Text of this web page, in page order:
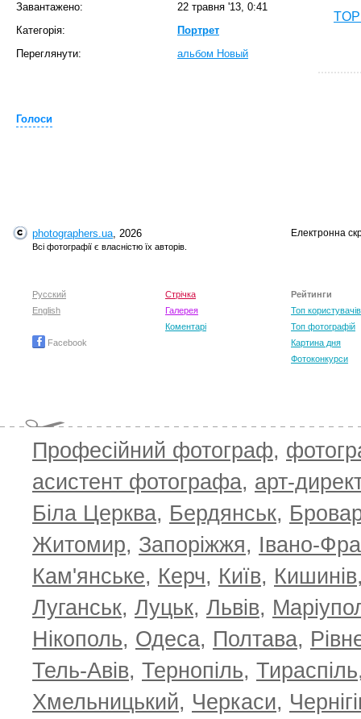
Завантажено:
22 травня '13, 0:41
Категорія:
Портрет
Переглянути:
альбом Новый
Голоси
photographers.ua, 2026
Всі фотографії є власністю їх авторів.
Електронна
Русский
English
Facebook
Стрічка
Галерея
Коментарі
Рейтинги
Топ користувачів
Топ фотографій
Картина дня
Фотоконкурси
Професійний фотограф,
асистент фотографа, арт-
Біла Церква, Бердянськ,
Житомир, Запоріжжя, Івано-
Кам'янське, Керч, Київ, Кишинів
Луганськ, Луцьк, Львів,
Нікополь, Одеса, Полтава,
Тель-Авів, Тернопіль, Тираспіль
Хмельницький, Черкаси,